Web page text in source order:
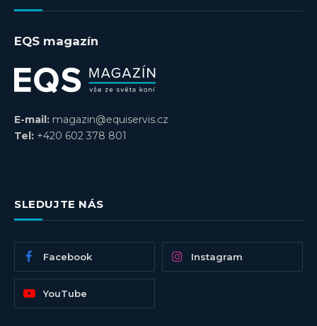
EQS magazín
E-mail: magazin@equiservis.cz
Tel: +420 602 378 801
SLEDUJTE NÁS
Facebook Instagram
YouTube